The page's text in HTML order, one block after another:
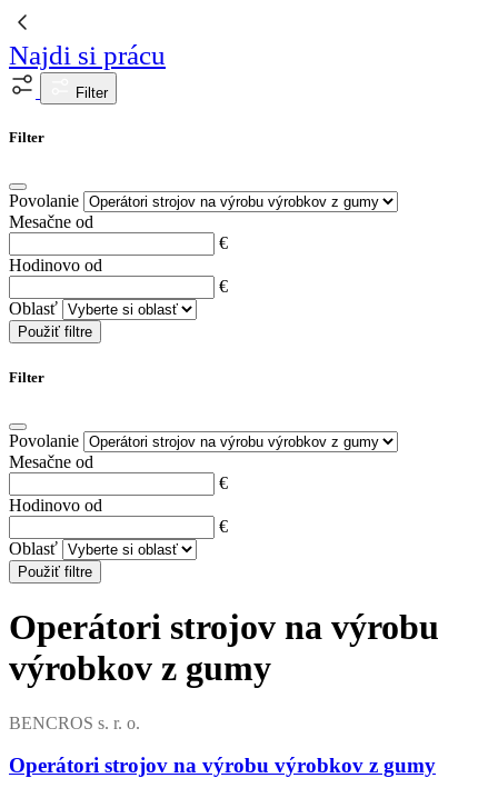
Najdi si prácu
Filter
Filter
Povolanie
Mesačne od
€
Hodinovo od
€
Oblasť
Použiť filtre
Filter
Povolanie
Mesačne od
€
Hodinovo od
€
Oblasť
Použiť filtre
Operátori strojov na výrobu
výrobkov z gumy
BENCROS s. r. o.
Operátori strojov na výrobu výrobkov z gumy